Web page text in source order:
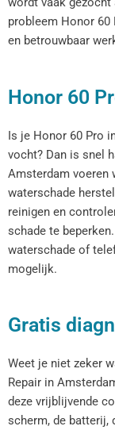
probleem Honor 60
en betrouwbaar
Honor 60
Is je Honor 60 Pro
vocht? Dan is snel
Amsterdam voeren
waterschade
reinigen en
schade te
waterschade of
mogelijk.
Gratis
Weet je niet zeker
Repair in
deze vrijblijvende
scherm, de batterij,